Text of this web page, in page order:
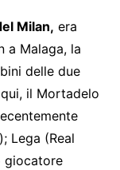
Milan, era
a Malaga, la
delle due
il Mortadelo
Lega (Real
giocatore